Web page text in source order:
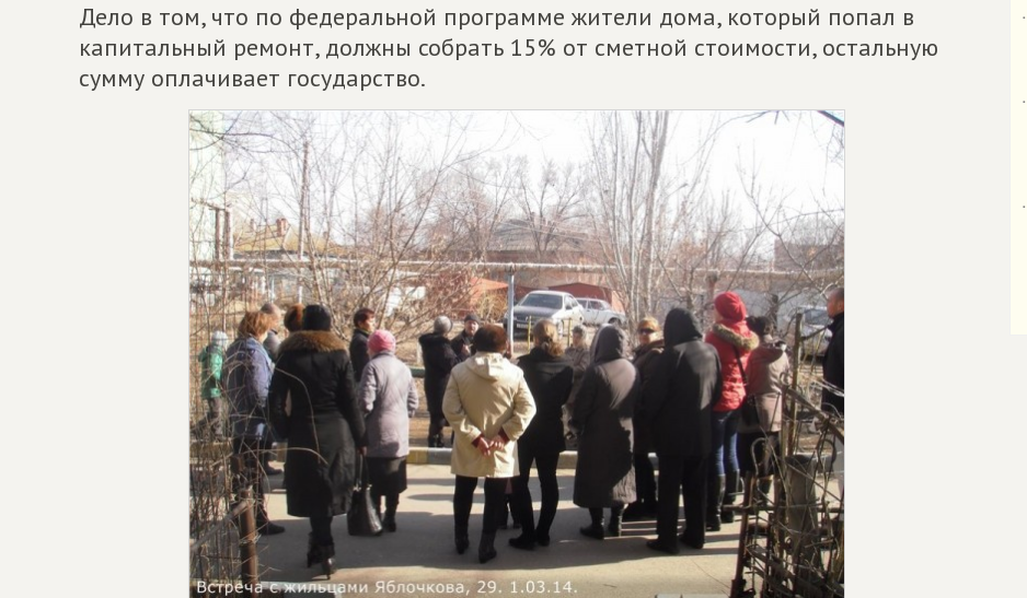
Дело в том, что по федеральной программе жители дома, который попал в
капитальный ремонт, должны собрать 15% от сметной стоимости, остальную
сумму оплачивает государство.
˙
˙
˙